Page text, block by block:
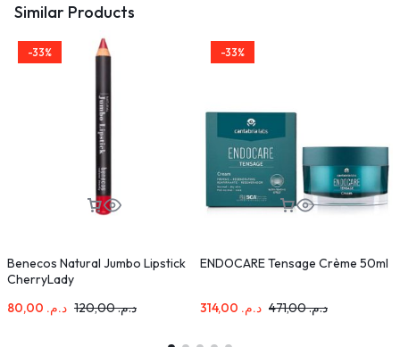
Similar Products
-33%
Benecos Natural Jumbo Lipstick
CherryLady
د.م.
د.م.120,00
-33%
ENDOCARE Tensage Crème 50ml
د.م. د.م.471,00